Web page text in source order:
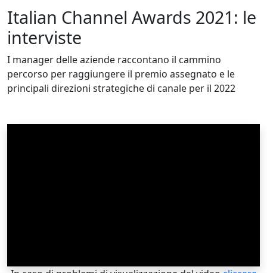
Italian Channel Awards 2021: le
interviste
I manager delle aziende raccontano il cammino
percorso per raggiungere il premio assegnato e le
principali direzioni strategiche di canale per il 2022